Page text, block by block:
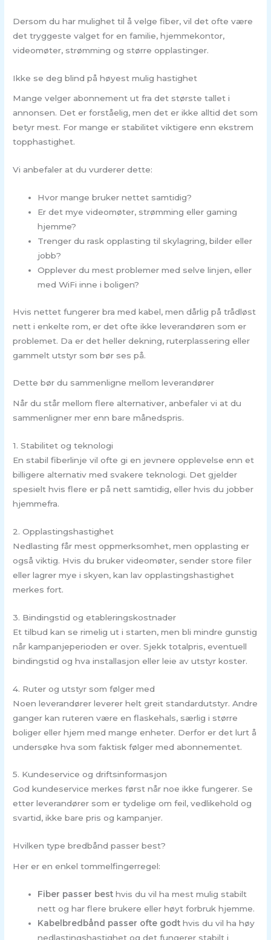
Dersom du har mulighet til å velge fiber, vil det ofte være
det tryggeste valget for en familie, hjemmekontor,
videomøter, strømming og større opplastinger.
Ikke se deg blind på høyest mulig hastighet
Mange velger abonnement ut fra det største tallet i
annonsen. Det er forståelig, men det er ikke alltid det som
betyr mest. For mange er stabilitet viktigere enn ekstrem
topphastighet.
Vi anbefaler at du vurderer dette:
Hvor mange bruker nettet samtidig?
Er det mye videomøter, strømming eller gaming
hjemme?
Trenger du rask opplasting til skylagring, bilder eller
jobb?
Opplever du mest problemer med selve linjen, eller
med WiFi inne i boligen?
Hvis nettet fungerer bra med kabel, men dårlig på trådløst
nett i enkelte rom, er det ofte ikke leverandøren som er
problemet. Da er det heller dekning, ruterplassering eller
gammelt utstyr som bør ses på.
Dette bør du sammenligne mellom leverandører
Når du står mellom flere alternativer, anbefaler vi at du
sammenligner mer enn bare månedspris.
1. Stabilitet og teknologi
En stabil fiberlinje vil ofte gi en jevnere opplevelse enn et
billigere alternativ med svakere teknologi. Det gjelder
spesielt hvis flere er på nett samtidig, eller hvis du jobber
hjemmefra.
2. Opplastingshastighet
Nedlasting får mest oppmerksomhet, men opplasting er
også viktig. Hvis du bruker videomøter, sender store filer
eller lagrer mye i skyen, kan lav opplastingshastighet
merkes fort.
3. Bindingstid og etableringskostnader
Et tilbud kan se rimelig ut i starten, men bli mindre gunstig
når kampanjeperioden er over. Sjekk totalpris, eventuell
bindingstid og hva installasjon eller leie av utstyr koster.
4. Ruter og utstyr som følger med
Noen leverandører leverer helt greit standardutstyr. Andre
ganger kan ruteren være en flaskehals, særlig i større
boliger eller hjem med mange enheter. Derfor er det lurt å
undersøke hva som faktisk følger med abonnementet.
5. Kundeservice og driftsinformasjon
God kundeservice merkes først når noe ikke fungerer. Se
etter leverandører som er tydelige om feil, vedlikehold og
svartid, ikke bare pris og kampanjer.
Hvilken type bredbånd passer best?
Her er en enkel tommelfingerregel:
Fiber passer best hvis du vil ha mest mulig stabilt
nett og har flere brukere eller høyt forbruk hjemme.
Kabelbredbånd passer ofte godt hvis du vil ha høy
nedlastingshastighet og det fungerer stabilt i